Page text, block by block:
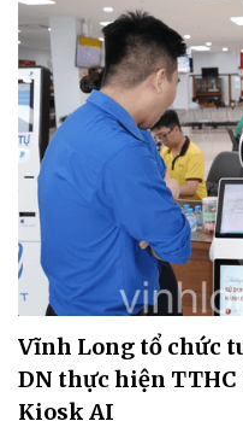
Vĩnh Long tổ chức
DN thực hiện
Kiosk AI